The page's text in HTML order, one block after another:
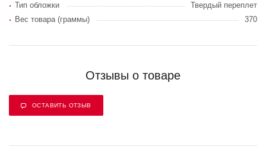
Тип обложки
Твердый переплет
Вес товара (граммы)
370
Отзывы о товаре
ОСТАВИТЬ ОТЗЫВ